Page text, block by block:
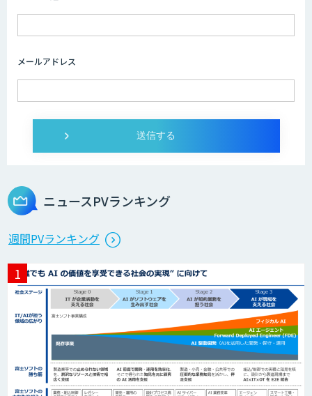
メールアドレス
ニュースPVランキング
週間PVランキング